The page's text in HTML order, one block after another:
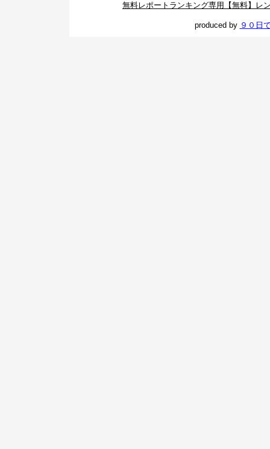
無料レポートランキング専用【無料】レ
produced by ９０日